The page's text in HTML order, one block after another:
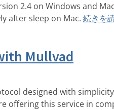
2.4 on Windows and
after sleep on Mac. 続きを
Mullvad
designed with
offering this service in